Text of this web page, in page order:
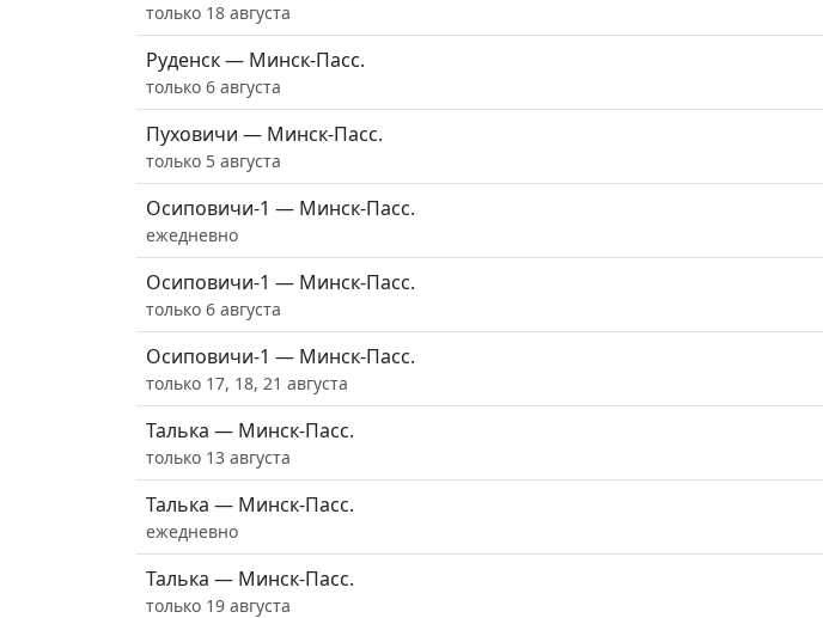
только 18 августа
Руденск — Минск-Пасс.
только 6 августа
Пуховичи — Минск-Пасс.
только 5 августа
Осиповичи-1 — Минск-Пасс.
ежедневно
Осиповичи-1 — Минск-Пасс.
только 6 августа
Осиповичи-1 — Минск-Пасс.
только 17, 18, 21 августа
Талька — Минск-Пасс.
только 13 августа
Талька — Минск-Пасс.
ежедневно
Талька — Минск-Пасс.
только 19 августа